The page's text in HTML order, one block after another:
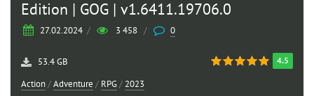
Edition | GOG | v1.6411.19706.0
27.02.2024 / 3 458 / 0
4.5
53.4 GB
Action/Adventure / RPG/ 2023